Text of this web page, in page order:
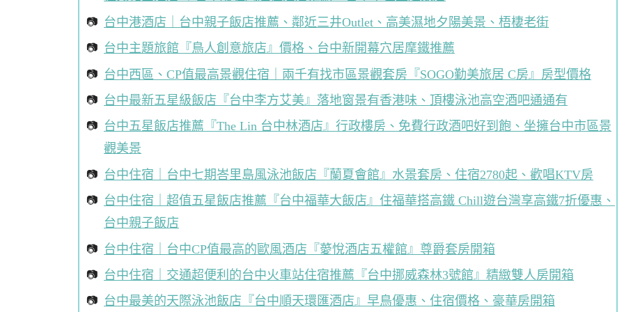
台中港酒店｜台中親子飯店推薦、鄰近三井Outlet、高美濕地夕陽美景、梧棲老街
台中主題旅館『鳥人創意旅店』價格、台中新開幕穴居摩鐵推薦
台中西區、CP值最高景觀住宿｜兩千有找市區景觀套房『SOGO勤美旅居 C房』房型價格
台中最新五星級飯店『台中李方艾美』落地窗景有香港味、頂樓泳池高空酒吧通通有
台中五星飯店推薦『The Lin 台中林酒店』行政樓房、免費行政酒吧好到飽、坐擁台中市區景
觀美景
台中住宿｜台中七期峇里島風泳池飯店『蘭夏會館』水景套房、住宿2780起、歡唱KTV房
台中住宿｜超值五星飯店推薦『台中福華大飯店』住福華搭高鐵 Chill遊台灣享高鐵7折優惠、
台中親子飯店
台中住宿｜台中CP值最高的歐風酒店『薆悅酒店五權館』尊爵套房開箱
台中住宿｜交通超便利的台中火車站住宿推薦『台中挪威森林3號館』精緻雙人房開箱
台中最美的天際泳池飯店『台中順天環匯酒店』早鳥優惠、住宿價格、豪華房開箱